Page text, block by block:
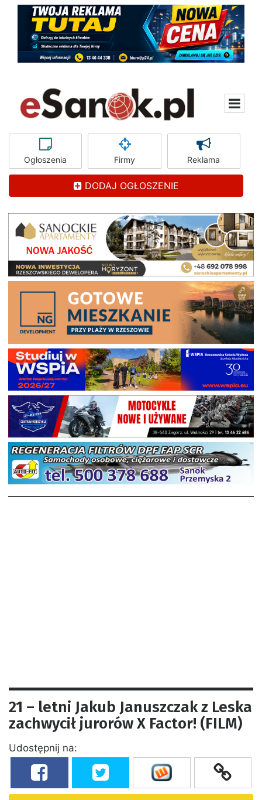
Ogłoszenia Firmy Reklama
DODAJ OGŁOSZENIE
21 – letni Jakub Januszczak z Leska
zachwycił jurorów X Factor! (FILM)
Udostępnij na: